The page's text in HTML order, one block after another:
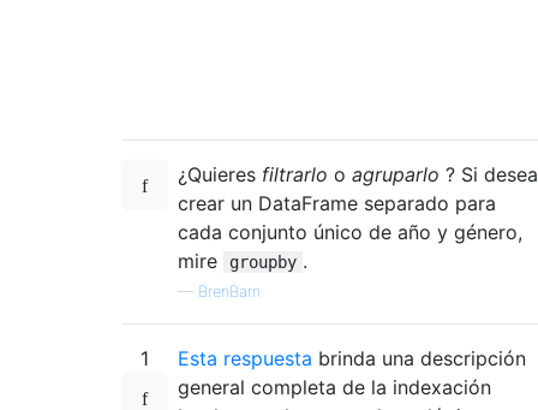
¿Quieres filtrarlo o agruparlo ? Si desea
crear un DataFrame separado para
cada conjunto único de año y género,
mire
groupby .
— BrenBarn
1 Esta respuesta brinda una descripción
general completa de la indexación